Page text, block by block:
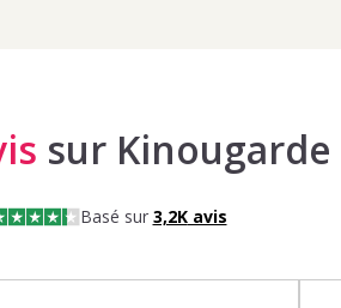
sur Kinougarde
Basé sur 3,2Kavis